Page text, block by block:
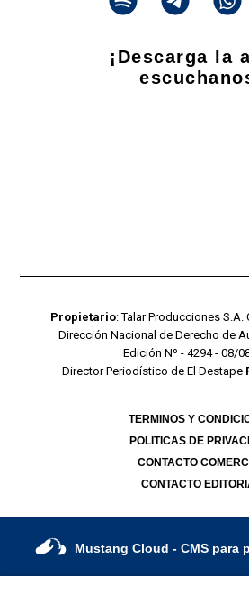
¡Descarga la
Propietario: Talar Producciones S.A.
Dirección Nacional de Derecho de
Edición Nº - 4294 - 08/
Director Periodístico de El Destape
TERMINOS Y
POLITICAS DE
CONTACTO
CONTACTO
Mustang Cloud - CMS para